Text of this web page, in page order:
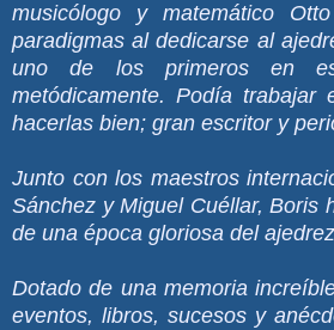
musicólogo y matemático
paradigmas al dedicarse al
uno de los primeros en
metódicamente. Podía trabajar
hacerlas bien; gran escritor y
Junto con los maestros
Sánchez y Miguel Cuéllar, Boris
de una época gloriosa del
Dotado de una memoria
eventos, libros, sucesos y